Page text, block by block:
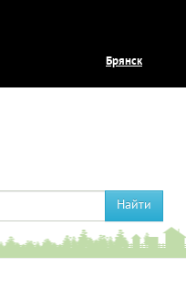
Брянск
Найти